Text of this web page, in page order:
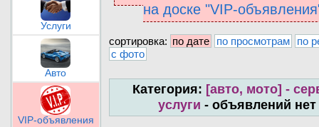
Услуги
Авто
VIP-объявления
на доске "VIP-
сортировка: по дате по просмотрам
по
с фото
Категория: [авто, мото] -
услуги - объявлений нет